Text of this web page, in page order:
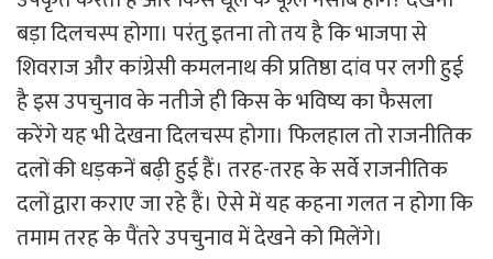
बड़ा दिलचस्प होगा। परंतु इतना तो तय है कि भाजपा से
शिवराज और कांग्रेसी कमलनाथ की प्रतिष्ठा दांव पर लगी हुई
है इस उपचुनाव के नतीजे ही किस के भविष्य का फैसला
करेंगे यह भी देखना दिलचस्प होगा। फिलहाल तो राजनीतिक
दलों की धड़कनें बढ़ी हुई हैं। तरह-तरह के सर्वे राजनीतिक
दलों द्वारा कराए जा रहे हैं। ऐसे में यह कहना गलत न होगा कि
तमाम तरह के पैंतरे उपचुनाव में देखने को मिलेंगे।